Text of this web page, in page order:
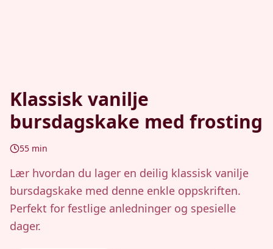
Klassisk vanilje
bursdagskake med frosting
55 min
Lær hvordan du lager en deilig klassisk vanilje
bursdagskake med denne enkle oppskriften.
Perfekt for festlige anledninger og spesielle
dager.